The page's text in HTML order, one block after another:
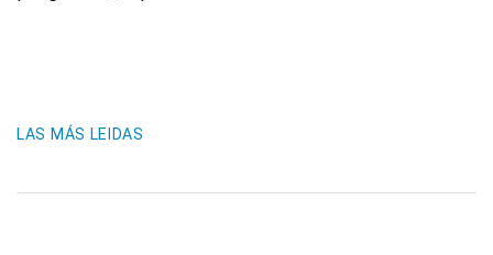
LAS MÁS LEIDAS